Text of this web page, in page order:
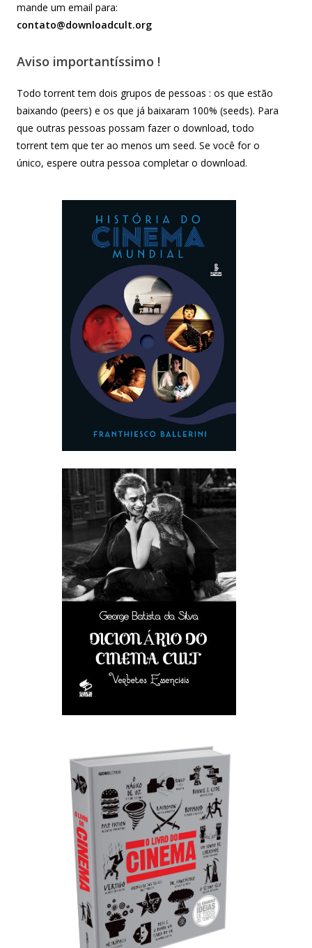
mande um email para:
contato@downloadcult.org
Aviso importantíssimo !
Todo torrent tem dois grupos de pessoas : os que estão
baixando (peers) e os que já baixaram 100% (seeds). Para
que outras pessoas possam fazer o download, todo
torrent tem que ter ao menos um seed. Se você for o
único, espere outra pessoa completar o download.